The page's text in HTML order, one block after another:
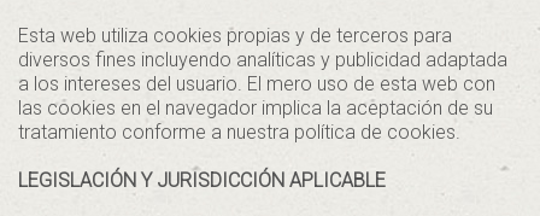
Esta web utiliza cookies propias y de terceros para
diversos fines incluyendo analíticas y publicidad adaptada
a los intereses del usuario. El mero uso de esta web con
las cookies en el navegador implica la aceptación de su
tratamiento conforme a nuestra política de cookies.
LEGISLACIÓN Y JURISDICCIÓN APLICABLE